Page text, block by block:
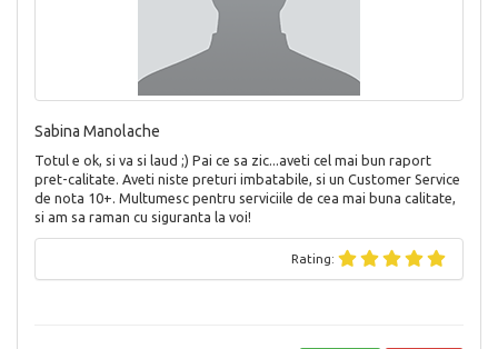
Sabina Manolache
Totul e ok, si va si laud ;) Pai ce sa zic...aveti cel mai bun raport
pret-calitate. Aveti niste preturi imbatabile, si un Customer Service
de nota 10+. Multumesc pentru serviciile de cea mai buna calitate,
si am sa raman cu siguranta la voi!
Rating: